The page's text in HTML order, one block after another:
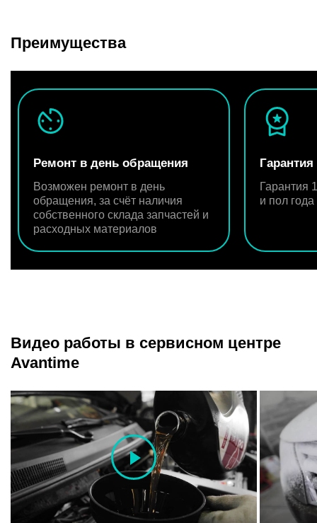
Преимущества
Ремонт в день обращения
Возможен ремонт в день
обращения, за счёт наличия
собственного склада запчастей и
расходных материалов
Гарантия
и пол
Видео работы в сервисном центре
Avantime